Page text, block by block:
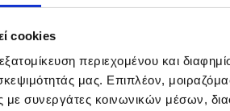
cookies
περιεχομένου και
μας. Επιπλέον,
με συνεργάτες κοινωνικών μέσων,